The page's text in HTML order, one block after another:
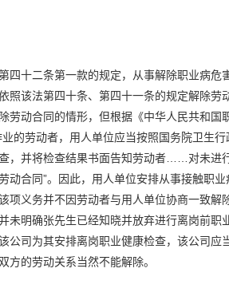
四十二条第一款的规定，从事解除职业病危
照该法第四十条、第四十一条的规定解除劳
劳动合同的情形，但根据《中华人民共和国
的劳动者，用人单位应当按照国务院卫生
，并将检查结果书面告知劳动者……对未进
动合同”。因此，用人单位安排从事接触职
义务并不因劳动者与用人单位协商一致解
未明确张先生已经知晓并放弃进行离岗前职
公司为其安排离岗职业健康检查，该公司应
方的劳动关系当然不能解除。